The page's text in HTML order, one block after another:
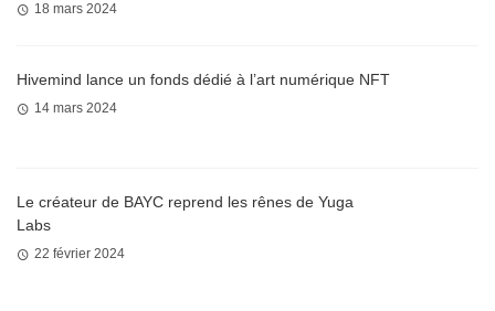
18 mars 2024
Hivemind lance un fonds dédié à l’art numérique NFT
14 mars 2024
Le créateur de BAYC reprend les rênes de Yuga
Labs
22 février 2024